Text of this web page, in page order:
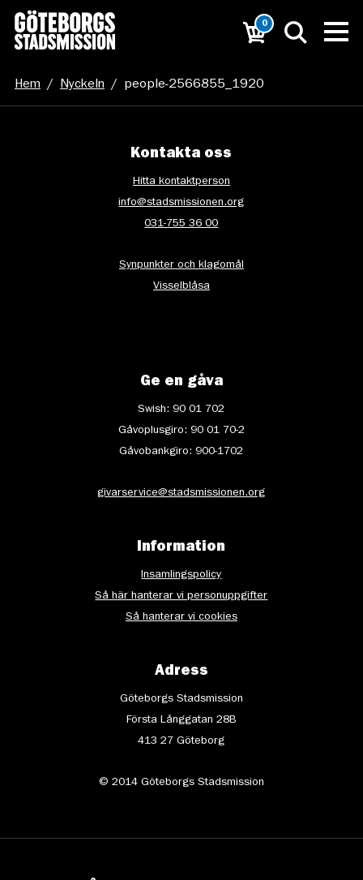
0
Hem / Nyckeln / people-2566855_1920
Kontakta oss
Hitta kontaktperson
info@stadsmissionen.org
031-755 36 00
Synpunkter och klagomål
Visselblåsa
Ge en gåva
Swish: 90 01 702
Gåvoplusgiro: 90 01 70-2
Gåvobankgiro: 900-1702
givarservice@stadsmissionen.org
Information
Insamlingspolicy
Så här hanterar vi personuppgifter
Så hanterar vi cookies
Adress
Göteborgs Stadsmission
Första Långgatan 28B
413 27 Göteborg
© 2014 Göteborgs Stadsmission